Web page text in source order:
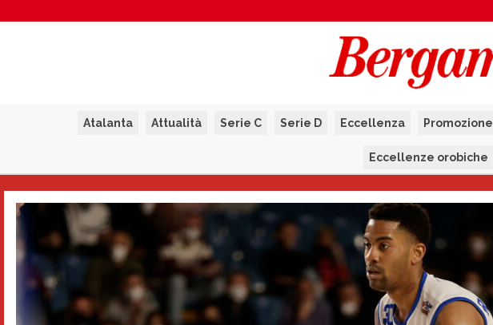
Atalanta Attualità Serie C Serie D Eccellenza Promozione
Eccellenze orobiche